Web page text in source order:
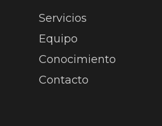
Servicios
Equipo
Conocimiento
Contacto